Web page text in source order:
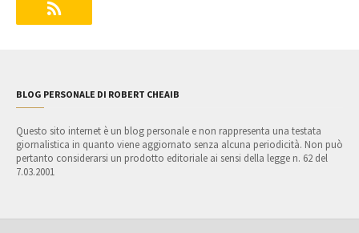
BLOG PERSONALE DI ROBERT CHEAIB
Questo sito internet è un blog personale e non rappresenta una testata
giornalistica in quanto viene aggiornato senza alcuna periodicità. Non può
pertanto considerarsi un prodotto editoriale ai sensi della legge n. 62 del
7.03.2001